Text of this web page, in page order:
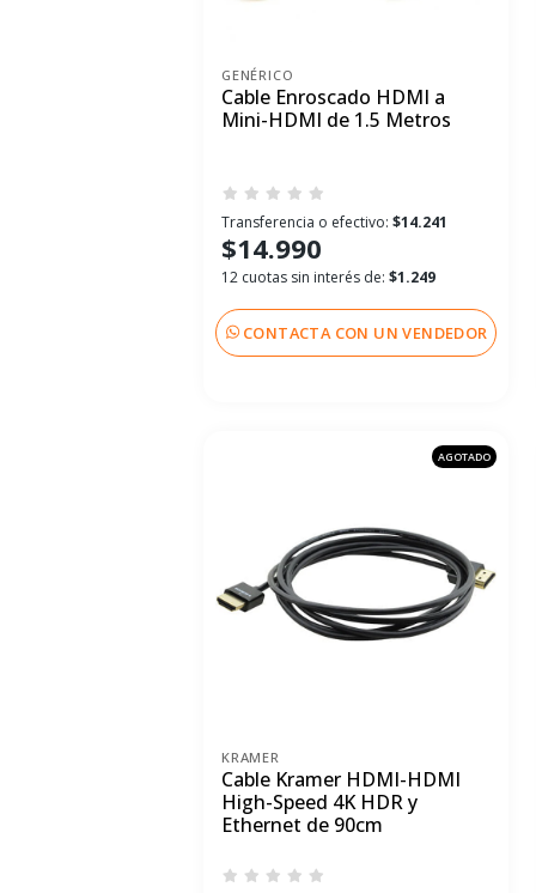
GENÉRICO
Cable Enroscado HDMI a
Mini-HDMI de 1.5 Metros
Transferencia o efectivo: $14.241
$14.990
12 cuotas sin interés de: $1.249
CONTACTA CON UN VENDEDOR
AGOTADO
KRAMER
Cable Kramer HDMI-HDMI
High-Speed 4K HDR y
Ethernet de 90cm